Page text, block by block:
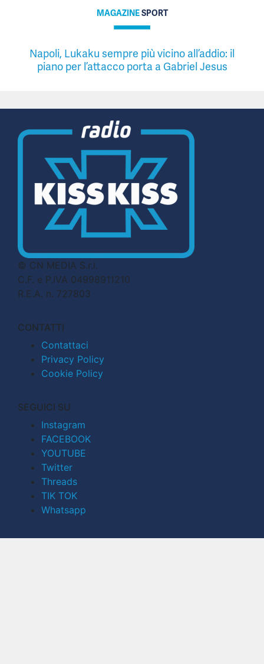
MAGAZINESPORT
Napoli, Lukaku sempre più vicino all’addio: il
piano per l’attacco porta a Gabriel Jesus
© CN MEDIA S.r.l.
C.F. e P.IVA 04998911210
R.E.A. n. 727803
CONTATTI
Contattaci
Privacy Policy
Cookie Policy
SEGUICI SU
Instagram
FACEBOOK
YOUTUBE
Twitter
Threads
TIK TOK
Whatsapp